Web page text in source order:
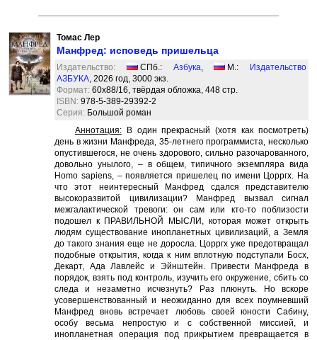
Томас Лер
Манфред: исповедь пришельца
Издательство: СПб.: Азбука, М.:
Издательство
АЗБУКА, 2026 год, 3000 экз.
Формат: 60x88/16, твёрдая обложка, 448 стр.
ISBN: 978-5-389-29392-2
Серия: Большой роман
Аннотация:В один прекрасный (хотя как посмотреть)
день в жизни Манфреда, 35-летнего программиста, несколько
опустившегося, не очень здорового, сильно разочарованного,
довольно унылого, – в общем, типичного экземпляра вида
Homo sapiens, – появляется пришелец по имени Цорргх. На
что этот неинтересный Манфред сдался представителю
высокоразвитой цивилизации? Манфред вызвал сигнал
межгалактической тревоги: он сам или кто-то поблизости
подошел к ПРАВИЛЬНОЙ МЫСЛИ, которая может открыть
людям существование инопланетных цивилизаций, а Земля
до такого знания еще не доросла. Цорргх уже предотвращал
подобные открытия, когда к ним вплотную подступали Босх,
Декарт, Ада Лавлейс и Эйнштейн. Привести Манфреда в
порядок, взять под контроль, изучить его окружение, сбить со
следа и незаметно исчезнуть? Раз плюнуть. Но вскоре
усовершенствованный и неожиданно для всех поумневший
Манфред вновь встречает любовь своей юности Сабину,
особу весьма непростую и с собственной миссией, и
инопланетная операция под прикрытием превращается в